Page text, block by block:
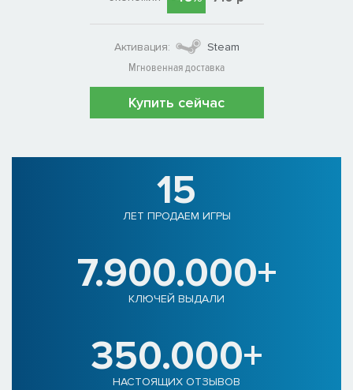
Активация:
Steam
Мгновенная доставка
Купить сейчас
15
ЛЕТ ПРОДАЕМ ИГРЫ
7.900.000+
КЛЮЧЕЙ ВЫДАЛИ
350.000+
НАСТОЯЩИХ ОТЗЫВОВ